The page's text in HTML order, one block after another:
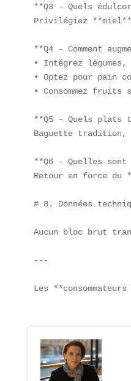
**Q3 – Quels
Privilégiez
**Q4 – Comment
• Intégrez
• Optez pour pain
• Consommez fruits
**Q5 – Quels
Baguette
**Q6 – Quelles
Retour en force du
# 8. Données
Aucun bloc brut
---
Les